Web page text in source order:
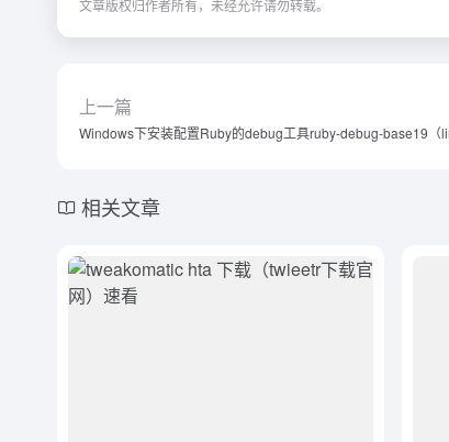
文章版权归作者所有，未经允许请勿转载。
上一篇
Windows下安装配置Ruby的debug工具ruby-debug-base19（
相关文章